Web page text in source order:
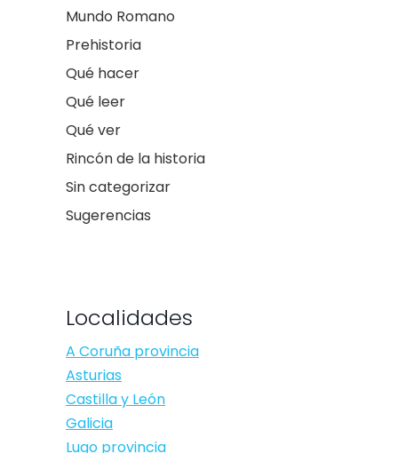
Mundo Romano
Prehistoria
Qué hacer
Qué leer
Qué ver
Rincón de la historia
Sin categorizar
Sugerencias
Localidades
A Coruña provincia
Asturias
Castilla y León
Galicia
Lugo provincia